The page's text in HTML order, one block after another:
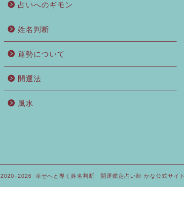
占いへのギモン
姓名判断
運勢について
開運法
風水
2020–2026 幸せへと導く姓名判断 開運鑑定占い師 かな公式サイト